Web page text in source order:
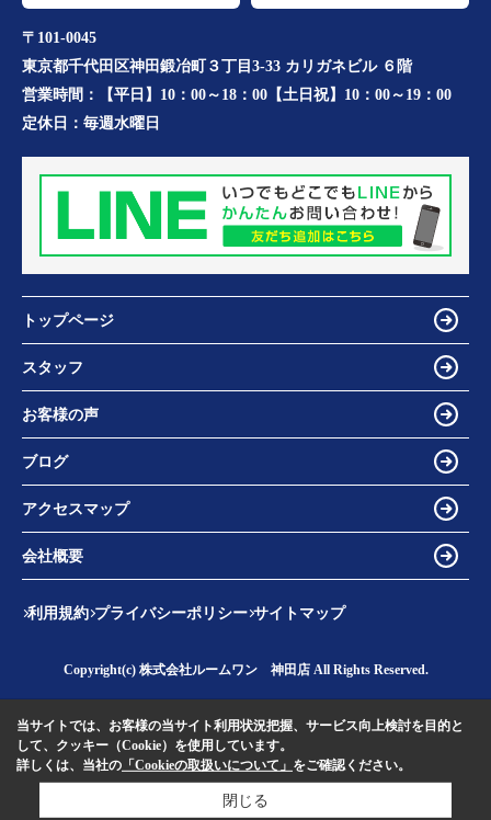
〒101-0045
東京都千代田区神田鍛冶町３丁目3-33 カリガネビル ６階
営業時間：
【平日】10：00～18：00【土日祝】10：00～19：00
定休日： 毎週水曜日
トップページ
スタッフ
お客様の声
ブログ
アクセスマップ
会社概要
利用規約 プライバシーポリシー サイトマップ
Copyright(c) 株式会社ルームワン 神田店 All Rights Reserved.
当サイトでは、お客様の当サイト利用状況把握、サービス向上検討を目的と
して、クッキー（Cookie）を使用しています。
詳しくは、当社の 「Cookieの取扱いについて」 をご確認ください。
閉じる